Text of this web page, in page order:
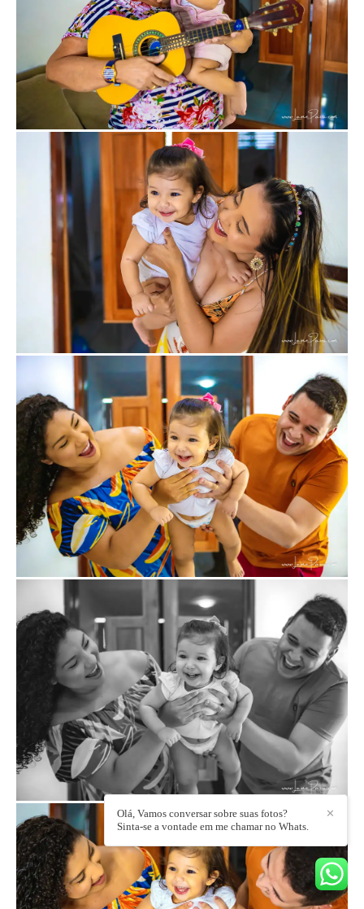
✕
Olá, Vamos conversar sobre suas fotos?
Sinta-se a vontade em me chamar no Whats.